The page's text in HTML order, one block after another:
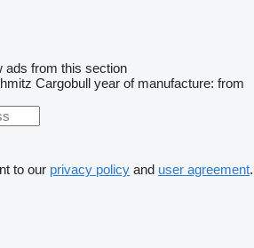
ads from this section
Cargobull year of manufacture: from
to our privacy policy and user agreement.